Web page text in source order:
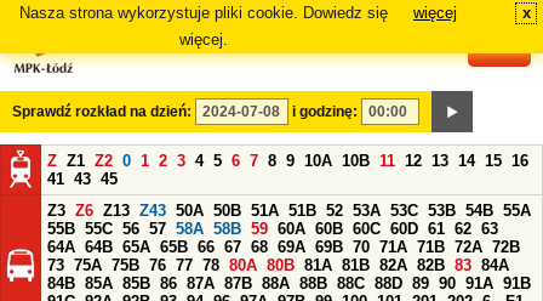
Nasza strona wykorzystuje pliki cookie. Dowiedz się
więcej.
więcej x
Sprawdź rozkład na dzień: i godzinę:
Z Z1 Z2 0 1 2 3 4 5 6 7 8 9 10A 10B 11 12 13 14 15 16
41 43 45
Z3 Z6 Z13 Z43 50A 50B 51A 51B 52 53A 53C 53B 54B 55A
55B 55C 56 57 58A 58B 59 60A 60B 60C 60D 61 62 63
64A 64B 65A 65B 66 67 68 69A 69B 70 71A 71B 72A 72B
73 75A 75B 76 77 78 80A 80B 81A 81B 82A 82B 83 84A
84B 85A 85B 86 87A 87B 88A 88B 88C 88D 89 90 91A 91B